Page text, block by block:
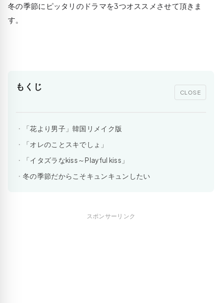
冬の季節にピッタリのドラマを3つオススメさせて頂きま
す。
もくじ
CLOSE
「花より男子」韓国リメイク版
「オレのことスキでしょ」
「イタズラなkiss～Playful kiss」
冬の季節だからこそキュンキュンしたい
スポンサーリンク